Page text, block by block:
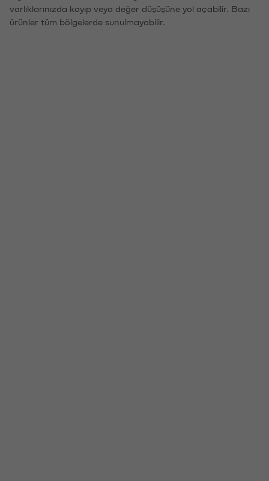
varlıklarınızda kayıp veya değer düşüşüne yol açabilir. Bazı
ürünler tüm bölgelerde sunulmayabilir.